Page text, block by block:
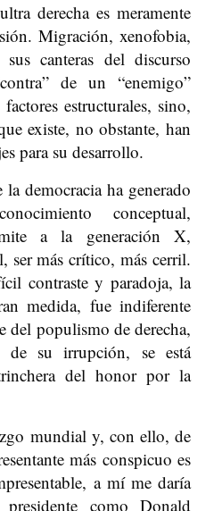
derecha es meramente
Migración, xenofobia,
canteras del discurso
de un “enemigo”
estructurales, sino,
existe, no obstante, han
para su desarrollo.
democracia ha generado
conceptual,
a la generación X,
ser más crítico, más cerril.
contraste y paradoja, la
medida, fue indiferente
del populismo de derecha,
su irrupción, se está
del honor por la
mundial y, con ello, de
más conspicuo es
a mí me daría
como Donald